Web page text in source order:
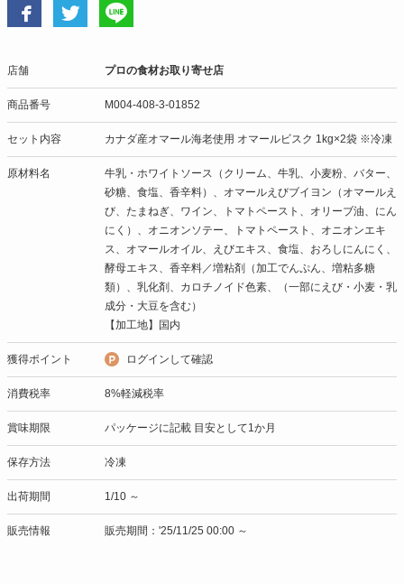
店舗 プロの食材お取り寄せ店
商品番号 M004-408-3-01852
セット内容 カナダ産オマール海老使用 オマールビスク 1kg×2袋 ※冷凍
原材料名
牛乳・ホワイトソース（クリーム、牛乳、小麦粉、バター、
砂糖、食塩、香辛料）、オマールえびブイヨン（オマールえ
び、たまねぎ、ワイン、トマトペースト、オリーブ油、にん
にく）、オニオンソテー、トマトペースト、オニオンエキ
ス、オマールオイル、えびエキス、食塩、おろしにんにく、
酵母エキス、香辛料／増粘剤（加工でんぷん、増粘多糖
類）、乳化剤、カロチノイド色素、（一部にえび・小麦・乳
成分・大豆を含む）
【加工地】国内
獲得ポイント ログインして確認
消費税率 8%軽減税率
賞味期限 パッケージに記載 目安として1か月
保存方法 冷凍
出荷期間 1/10 ～
販売情報 販売期間：'25/11/25 00:00 ～